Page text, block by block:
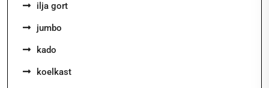
ilja gort
jumbo
kado
koelkast